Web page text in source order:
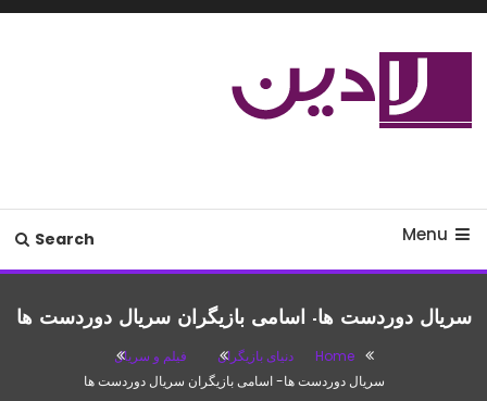
Skip
Menu
Search
سریال دوردست ها- اسامی بازیگران سریال دوردست ها
Home دنیای بازیگران
فیلم و سریال
سریال دوردست ها- اسامی بازیگران سریال دوردست ها